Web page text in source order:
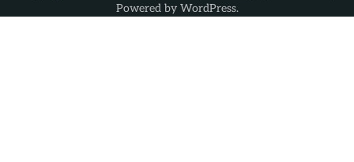
Powered by WordPress.